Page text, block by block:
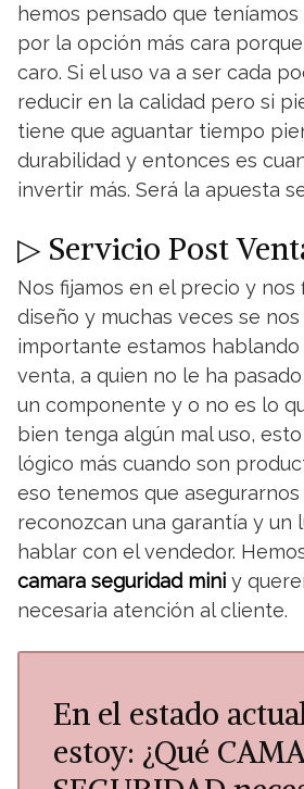
hemos pensado que
por la opción más cara
caro. Si el uso va a ser cada
reducir en la calidad pero si
tiene que aguantar tiempo
durabilidad y entonces es
invertir más. Será la apuesta
▷ Servicio Post
Nos fijamos en el precio y nos
diseño y muchas veces se
importante estamos
venta, a quien no le ha
un componente y o no es lo
bien tenga algún mal uso,
lógico más cuando son
eso tenemos que asegurarnos
reconozcan una garantía y un
hablar con el vendedor.
camara seguridad mini y
necesaria atención al cliente.
En el estado
estoy: ¿Qué